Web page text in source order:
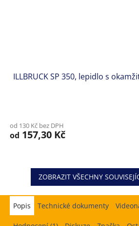
ILLBRUCK SP 350, lepidlo s
od 130 Kč bez DPH
od 157,30 Kč
ZOBRAZIT VŠECHNY
Popis